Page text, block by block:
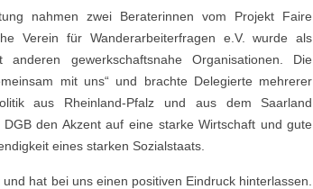
nahmen zwei Beraterinnen vom Projekt Faire
Verein für Wanderarbeiterfragen e.V. wurde als
gewerkschaftsnahe Organisationen. Die
mit uns“ und brachte Delegierte mehrerer
aus Rheinland-Pfalz und aus dem Saarland
den Akzent auf eine starke Wirtschaft und gute
eines starken Sozialstaats.
hat bei uns einen positiven Eindruck hinterlassen.